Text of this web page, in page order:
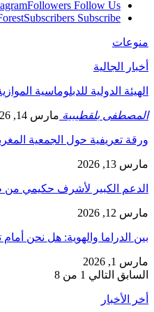
Followers Follow Us
Subscribers Subscribe
منوعات
أخبار الجالية
الهيئة الدولية للدبلوماسية
المصطفى بلقطيبية مارس 14, 2026
ورقة تعريفية حول الجمعية
مارس 13, 2026
الدعم الكبير لأشرف حكيمي
مارس 12, 2026
بين الدراما والهوية: هل نحن
مارس 1, 2026
السابق التالي 1 من 8
أخر الأخبار